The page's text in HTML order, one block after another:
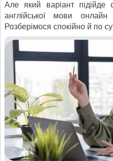
Але який варіант
англійської мови
Розберімося спокійно й по